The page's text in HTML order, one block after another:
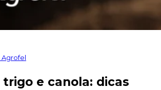
Agrofel
e canola: dicas